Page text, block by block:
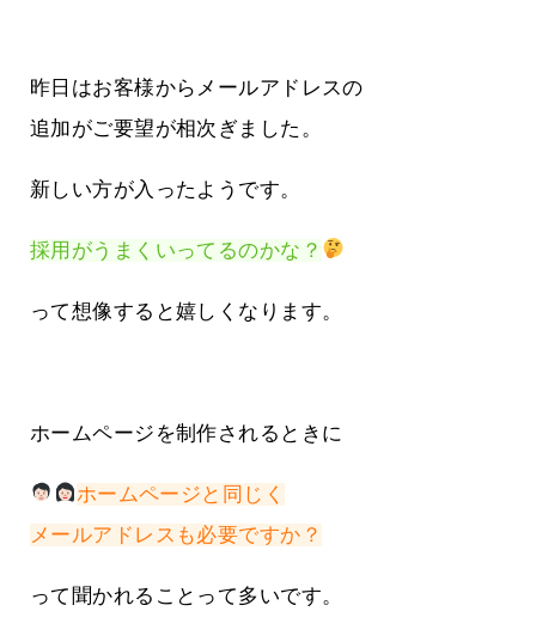
昨日はお客様からメールアドレスの
追加がご要望が相次ぎました。
新しい方が入ったようです。
採用がうまくいってるのかな？
って想像すると嬉しくなります。
ホームページを制作されるときに
ホームページと同じく
メールアドレスも必要ですか？
って聞かれることって多いです。